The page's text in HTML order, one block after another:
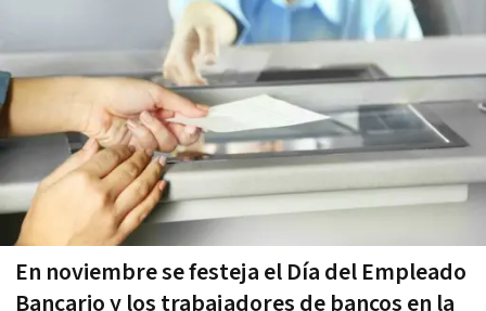
En noviembre se festeja el Día del Empleado
Bancario y los trabajadores de bancos en la